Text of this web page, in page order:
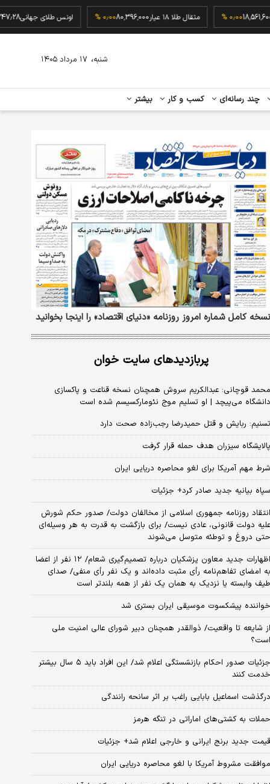
18,561,600۰٫۰۰ % مثقال طلا ۱۸ عیار 80,396,000۰٫۰۰ % اونس طلای جهانی
چند رسانه‌ای کسب و کار بیشتر
شنبه، ۱۷ مرداد ۱۴۰۵
نسخه کامل شماره امروز روزنامه «دنیای‌ اقتصاد» را اینجا بخوانید
پربازدیدهای سایت خوان
محمد قوچانی: عبدالکریم سروش همچنان نسخه قناعت و پاکسازی
دانشگاه می‌پیچد | او تسلیم موج نئومارکسیسم شده است
تسنیم: ربایش و قتل حمیدرضا رجب‌زاده صحت دارد
پالایشگاه سیزران هدف حمله قرار گرفت
شرط مهم آمریکا برای لغو محاصره دریایی ایران
سپاه بیانیه جدید صادر کرد+ جزئیات
انتقاد روزنامه جمهوری اسلامی از مخالفان دولت/ صدور حکم شورش
علیه دولت قانونی، عادی نیست/ برای بازگشت به قدرت به هر وسیله‌ای
حتی دروغ و توطئه متوسل می‌شوند
اظهارات جدید معاون پزشکیان درباره تصمیم‌گیری شعام/ ۱۲ نفر از اعضا
به امضای تفاهم‌نامه رأی مثبت داده‌اند و یک نفر رأی منفی/ صدای
طیف وابسته یا نزدیک به همان یک نفر از همه بلندتر است
خواننده پیشکسوت موسیقی ایران بستری شد
از شایعه تا واقعیت/ ذوالقدر همچنان دبیر شورای ‌عالی امنیت ملی
است؟
جزئیات صدور احکام بازنشستگی اعلام شد/ این افراد باید ۵ سال بیشتر
خدمت کنند
درگذشت اسماعیل بابایی راغب بر اثر سانحه رانندگی
حملات به کشتی‌های اماراتی در تنگه هرمز
قیمت جدید برنج ایرانی و خارجی اعلام شد+ جزئیات
موافقت مشروط آمریکا با لغو محاصره دریایی ایران